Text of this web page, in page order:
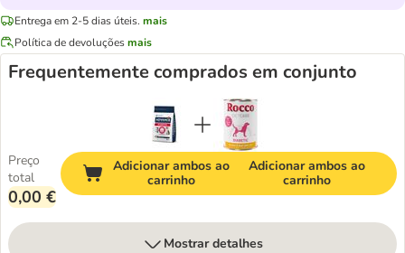
Entrega em 2-5 dias úteis. mais
Política de devoluçõesmais
Frequentemente comprados em conjunto
Preço
total
0,00 €
Adicionar ambos ao
carrinho
Adicionar ambos ao
carrinho
Mostrar detalhes